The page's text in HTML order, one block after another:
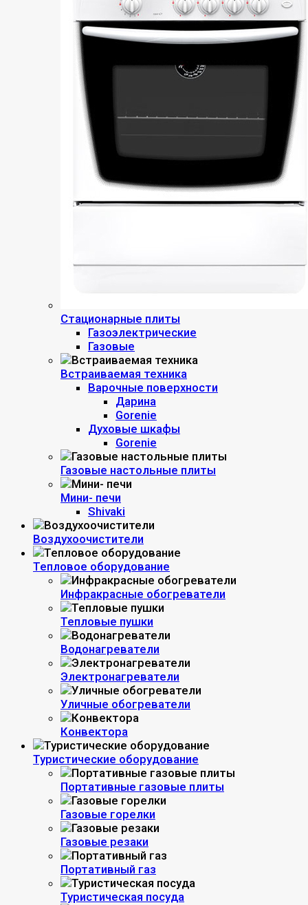
Стационарные плиты
Газоэлектрические
Газовые
Встраиваемая техника
Варочные поверхности
Дарина
Gorenie
Духовые шкафы
Gorenie
Газовые настольные плиты
Мини- печи
Shivaki
Воздухоочистители
Тепловое оборудование
Инфракрасные обогреватели
Тепловые пушки
Водонагреватели
Электронагреватели
Уличные обогреватели
Конвектора
Туристические оборудование
Портативные газовые плиты
Газовые горелки
Газовые резаки
Портативный газ
Туристическая посуда